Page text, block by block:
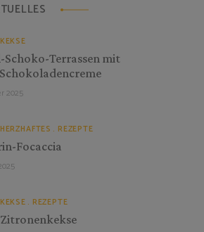
KEKSE
Schoko-Terrassen mit
2025
HERZHAFTES REZEPTE
Focaccia
KEKSE REZEPTE